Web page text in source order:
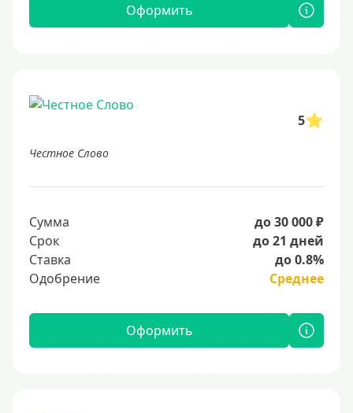
Оформить
5
Честное Слово
Сумма
до 30 000 ₽
Срок
до 21 дней
Ставка
до 0.8%
Одобрение
Среднее
Оформить